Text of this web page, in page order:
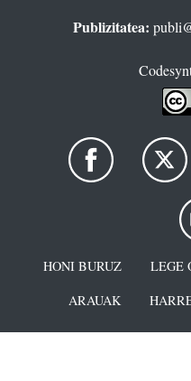
Publizitatea:
HONI BURUZ LEGE
ARAUAK